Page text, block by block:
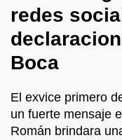
redes
Boca
El exvice primero
un fuerte mensaje
Román brindara